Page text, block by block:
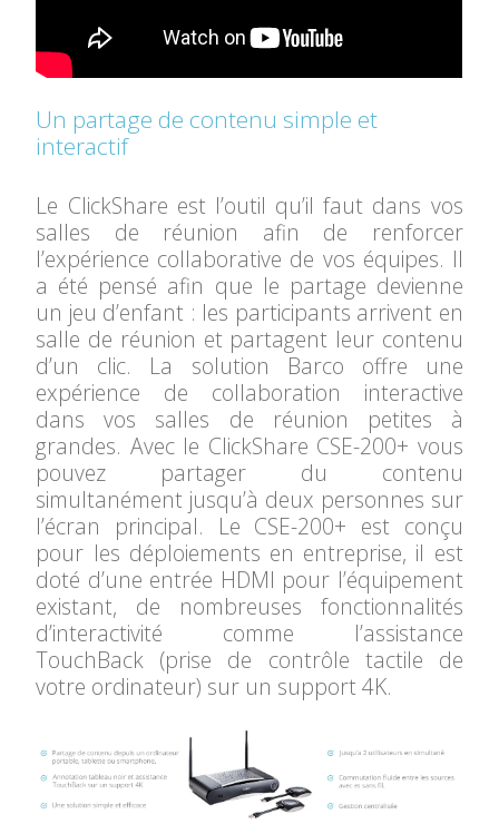
Un partage de contenu simple et
interactif
Le ClickShare est l’outil qu’il faut dans vos
salles de réunion afin de renforcer
l’expérience collaborative de vos équipes. Il
a été pensé afin que le partage devienne
un jeu d’enfant : les participants arrivent en
salle de réunion et partagent leur contenu
d’un clic. La solution Barco offre une
expérience de collaboration interactive
dans vos salles de réunion petites à
grandes. Avec le ClickShare CSE-200+ vous
pouvez partager du contenu
simultanément jusqu’à deux personnes sur
l’écran principal. Le CSE-200+ est conçu
pour les déploiements en entreprise, il est
doté d’une entrée HDMI pour l’équipement
existant, de nombreuses fonctionnalités
d’interactivité comme l’assistance
TouchBack (prise de contrôle tactile de
votre ordinateur) sur un support 4K.